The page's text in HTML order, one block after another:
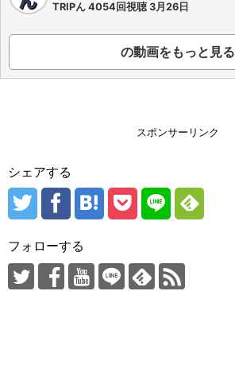
TRIPん 4054回視聴 3月26日
の動画をもっと見る
スポンサーリンク
シェアする
フォローする